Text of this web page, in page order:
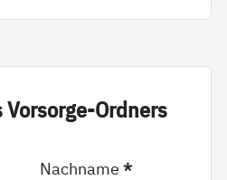
Ord­ners
Nachname*